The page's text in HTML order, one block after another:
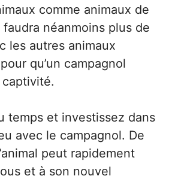
comme animaux de
néanmoins plus de
les autres animaux
qu’un campagnol
captivité.
temps et investissez dans
avec le campagnol. De
peut rapidement
et à son nouvel